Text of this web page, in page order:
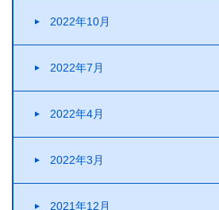
2022年10月
2022年7月
2022年4月
2022年3月
2021年12月